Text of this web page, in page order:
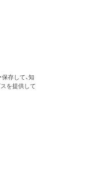
存して、知
を提供して